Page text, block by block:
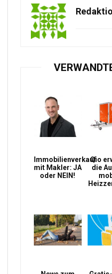
Immobilienverkauf
mit Makler: JA
oder NEIN!
Qio
die